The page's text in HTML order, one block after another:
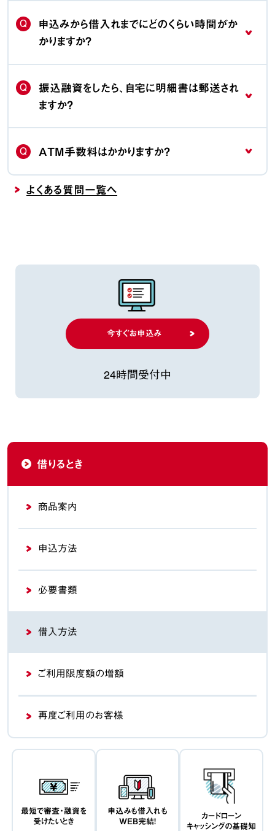
Q
申込みから借入れまでにどのくらい時間がか
かりますか？
Q
振込融資をしたら、自宅に明細書は郵送され
ますか？
Q ATM手数料はかかりますか？
よくある質問一覧へ
今すぐお申込み
24時間受付中
借りるとき
商品案内
申込方法
必要書類
借入方法
ご利用限度額の増額
再度ご利用のお客様
最短で審査・融資を
受けたいとき
申込みも借入れも
WEB完結！
カードローン
キャッシングの基礎知